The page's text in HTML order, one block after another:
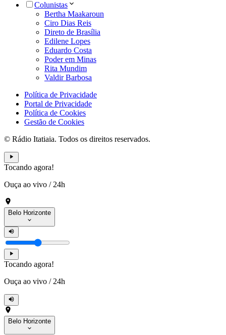
Colunistas
Bertha Maakaroun
Ciro Dias Reis
Direto de Brasília
Edilene Lopes
Eduardo Costa
Poder em Minas
Rita Mundim
Valdir Barbosa
Política de Privacidade
Portal de Privacidade
Política de Cookies
Gestão de Cookies
© Rádio Itatiaia. Todos os direitos reservados.
Tocando agora!
Ouça ao vivo / 24h
Belo Horizonte
Tocando agora!
Ouça ao vivo / 24h
Belo Horizonte